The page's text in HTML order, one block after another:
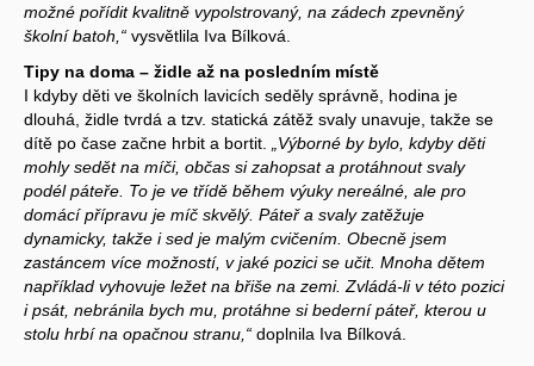
možné pořídit kvalitně vypolstrovaný, na zádech zpevněný
školní batoh,“ vysvětlila Iva Bílková.
Tipy na doma – židle až na posledním místě
I kdyby děti ve školních lavicích seděly správně, hodina je
dlouhá, židle tvrdá a tzv. statická zátěž svaly unavuje, takže se
dítě po čase začne hrbit a bortit.
„Výborné by bylo, kdyby děti
mohly sedět na míči, občas si zahopsat a protáhnout svaly
podél páteře. To je ve třídě během výuky nereálné, ale pro
domácí přípravu je míč skvělý. Páteř a svaly zatěžuje
dynamicky, takže i sed je malým cvičením. Obecně jsem
zastáncem více možností, v jaké pozici se učit. Mnoha dětem
například vyhovuje ležet na břiše na zemi. Zvládá-li v této pozici
i psát, nebránila bych mu, protáhne si bederní páteř, kterou u
stolu hrbí na opačnou stranu,“ doplnila Iva Bílková.